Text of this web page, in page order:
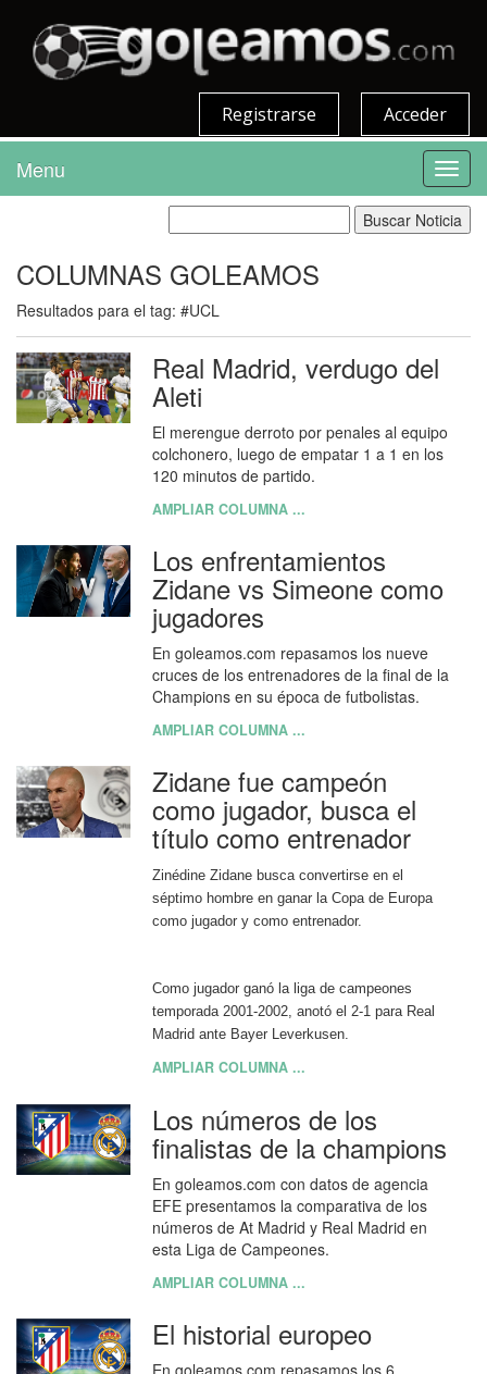
Acceder
Registrarse
Menu
COLUMNAS GOLEAMOS
Resultados para el tag: #UCL
Real Madrid, verdugo del
Aleti
El merengue derroto por penales al equipo
colchonero, luego de empatar 1 a 1 en los
120 minutos de partido.
AMPLIAR COLUMNA ...
Los enfrentamientos
Zidane vs Simeone como
jugadores
En goleamos.com repasamos los nueve
cruces de los entrenadores de la final de la
Champions en su época de futbolistas.
AMPLIAR COLUMNA ...
Zidane fue campeón
como jugador, busca el
título como entrenador
Zinédine Zidane busca convertirse en el
séptimo hombre en ganar la Copa de Europa
como jugador y como entrenador.
Como jugador ganó la liga de campeones
temporada 2001-2002, anotó el 2-1 para Real
Madrid ante Bayer Leverkusen.
AMPLIAR COLUMNA ...
Los números de los
finalistas de la champions
En goleamos.com con datos de agencia
EFE presentamos la comparativa de los
números de At Madrid y Real Madrid en
esta Liga de Campeones.
AMPLIAR COLUMNA ...
El historial europeo
En goleamos.com repasamos los 6